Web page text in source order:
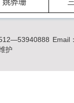
姚骅珊
Email：
护